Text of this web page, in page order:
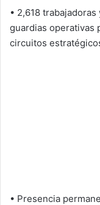
• 2,618
guardias operativas
circuitos
• Presencia